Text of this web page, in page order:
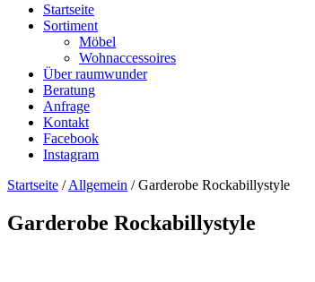
Startseite
Sortiment
Möbel
Wohnaccessoires
Über raumwunder
Beratung
Anfrage
Kontakt
Facebook
Instagram
Startseite /Allgemein /Garderobe Rockabillystyle
Garderobe Rockabillystyle